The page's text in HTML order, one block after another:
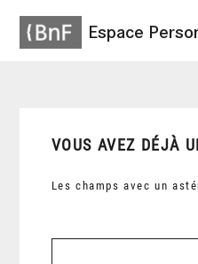
Espace
VOUS AVEZ DÉJÀ
Les champs avec un